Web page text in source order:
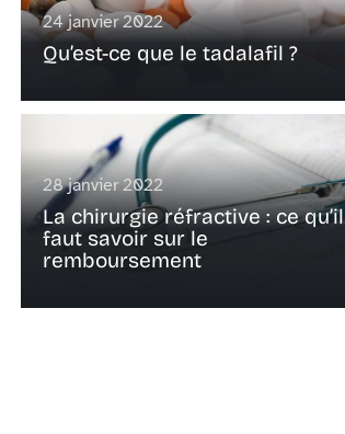
24 janvier 2022
Qu’est-ce que le tadalafil ?
28 janvier 2022
La chirurgie réfractive : ce qu’il
faut savoir sur le
remboursement